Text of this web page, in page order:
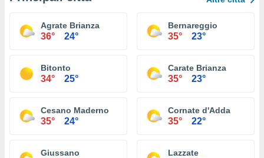
Agrate Brianza
36° 24°
Bernareggio
35° 23°
Bitonto
34° 25°
Carate Brianza
35° 23°
Cesano Maderno
35° 24°
Cornate d'Adda
35° 22°
Giussano Lazzate